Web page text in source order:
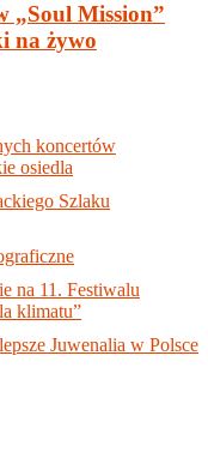
„Soul Mission”
na żywo
koncertów
osiedla
Szlaku
na 11. Festiwalu
klimatu”
Juwenalia w Polsce